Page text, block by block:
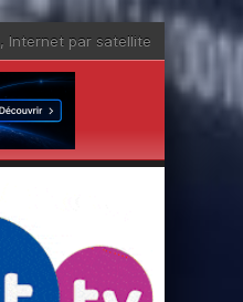
, Internet par satellite